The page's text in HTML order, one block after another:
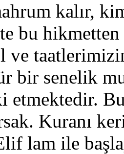
kalır,
bu
ve
bir senelik
etmektedir.
Kuranı
lam ile